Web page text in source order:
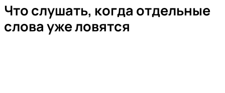
Что слушать, когда отдельные
слова уже ловятся